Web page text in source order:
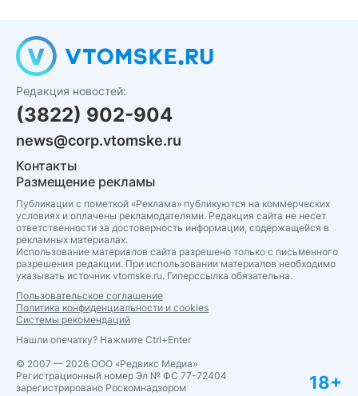
Редакция новостей:
(3822) 902-904
news@corp.vtomske.ru
Контакты
Размещение рекламы
Публикации с пометкой «Реклама» публикуются на коммерческих
условиях и оплачены рекламодателями. Редакция сайта не несет
ответственности за достоверность информации, содержащейся в
рекламных материалах.
Использование материалов сайта разрешено только с письменного
разрешения редакции. При использовании материалов необходимо
указывать источник vtomske.ru. Гиперссылка обязательна.
Пользовательское соглашение
Политика конфиденциальности и cookies
Системы рекомендаций
Нашли опечатку? Нажмите Ctrl+Enter
© 2007 — 2026 ООО «Редвикс Медиа»
Регистрационный номер Эл № ФС 77-72404
зарегистрировано Роскомнадзором
18+